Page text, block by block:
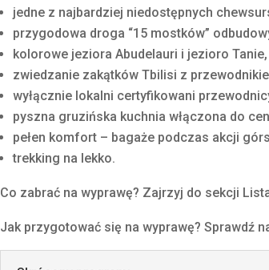
jedne z najbardziej niedostępnych
przygodowa droga “15 mostków”
kolorowe jeziora Abudelauri i jezioro Tanie,
zwiedzanie zakątków Tbilisi z
wyłącznie lokalni certyfikowani
pyszna gruzińska kuchnia włączona do
pełen komfort – bagaże podczas akcji
trekking na lekko.
Co zabrać na wyprawę? Zajrzyj do sekcji
Jak przygotować się na wyprawę? Sprawdź